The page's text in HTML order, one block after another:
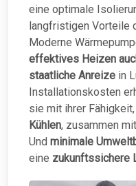
eine optimale
langfristigen Vorteile
Moderne
effektives Heizen
staatliche Anreize in
Installationskosten
sie mit ihrer Fähigkeit,
Kühlen, zusammen mit
Und minimale
eine zukunftssichere